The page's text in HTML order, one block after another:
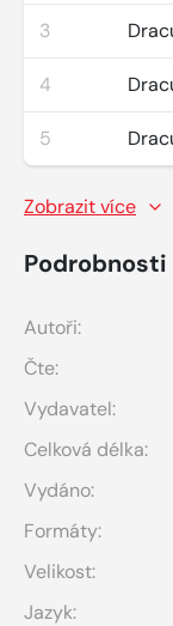
3
4
5
Zobrazit více
Podrobnosti
Autoři:
Čte:
Vydavatel:
Celková délka:
Vydáno:
Formáty:
Velikost:
Jazyk: